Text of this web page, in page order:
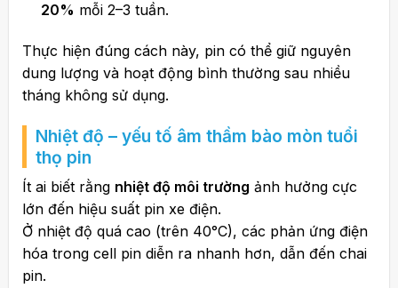
20% mỗi 2–3 tuần.
Thực hiện đúng cách này, pin có thể giữ nguyên
dung lượng và hoạt động bình thường sau nhiều
tháng không sử dụng.
Nhiệt độ – yếu tố âm thầm bào mòn tuổi
thọ pin
Ít ai biết rằng nhiệt độ môi trường ảnh hưởng cực
lớn đến hiệu suất pin xe điện.
Ở nhiệt độ quá cao (trên 40°C), các phản ứng điện
hóa trong cell pin diễn ra nhanh hơn, dẫn đến chai
pin.